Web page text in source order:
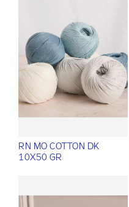
RN MO COTTON DK
10X50 GR